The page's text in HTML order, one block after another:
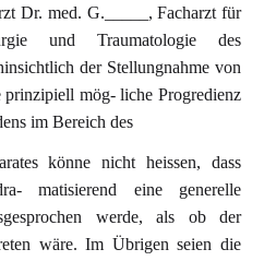
Dr. med. G._____, Facharzt für
und Traumatologie des
der Stellungnahme von
mög- liche Progredienz
im Bereich des
könne nicht heissen, dass
matisierend eine generelle
werde, als ob der
wäre. Im Übrigen seien die